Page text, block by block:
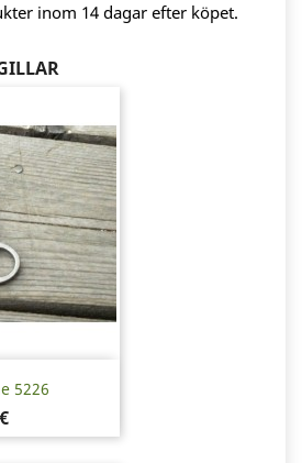
inom 14 dagar efter köpet.
5226